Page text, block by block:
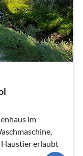
im
Haustier erlaubt